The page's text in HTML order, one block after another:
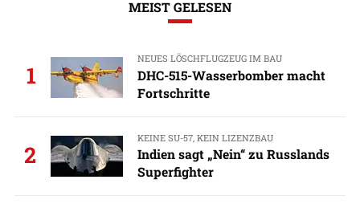
MEIST GELESEN
1
NEUES LÖSCHFLUGZEUG IM BAU
DHC-515-Wasserbomber macht
Fortschritte
2
KEINE SU-57, KEIN LIZENZBAU
Indien sagt „Nein“ zu Russlands
Superfighter